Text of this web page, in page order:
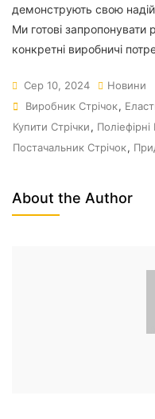
демонструють свою
Ми готові запропонувати
конкретні виробничі
Сер 10, 2024
Новини
Виробник Стрічок,
Купити Стрічки, Поліефірні
Постачальник Стрічок,
About the Author